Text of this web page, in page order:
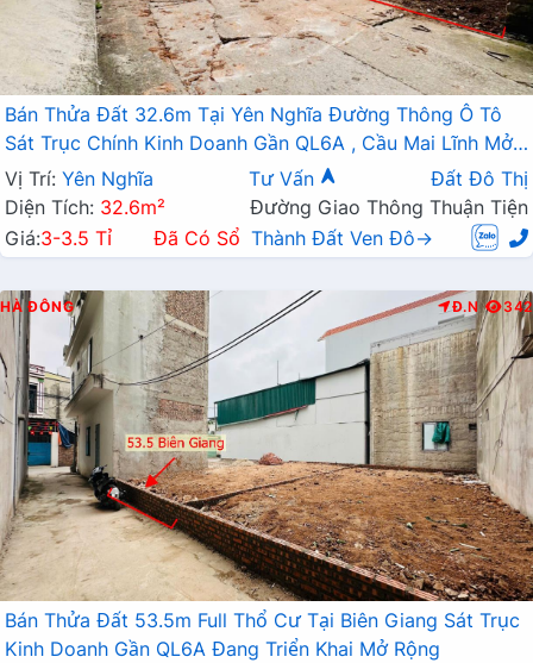
Bán Thửa Đất 32.6m Tại Yên Nghĩa Đường Thông Ô Tô
Sát Trục Chính Kinh Doanh Gần QL6A , Cầu Mai Lĩnh Mở
Rộng
Vị Trí: Yên Nghĩa Tư Vấn
Đất Đô Thị
Diện Tích: 32.6m²
Đường Giao Thông Thuận Tiện
Giá:3-3.5 Tỉ Đã Có Sổ Thành Đất Ven Đô→
HÀ ĐÔNG Đ.N 342
Bán Thửa Đất 53.5m Full Thổ Cư Tại Biên Giang Sát Trục
Kinh Doanh Gần QL6A Đang Triển Khai Mở Rộng